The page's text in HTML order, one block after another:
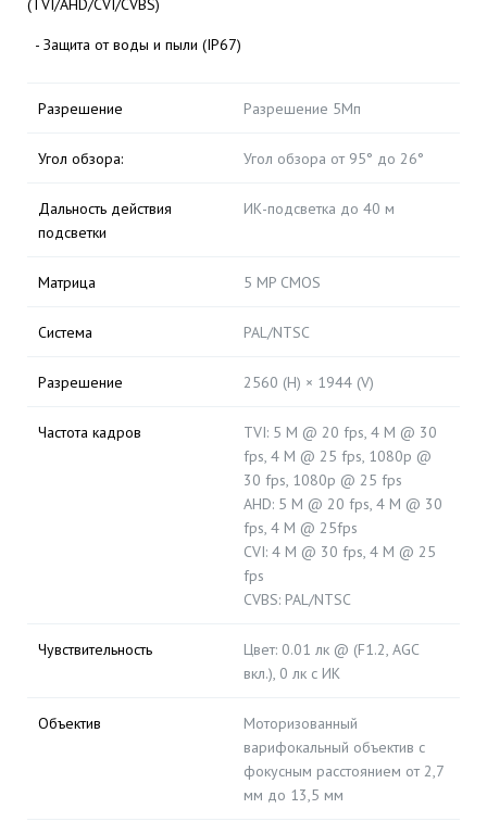
(TVI/AHD/CVI/CVBS)
- Защита от воды и пыли (IP67)
Разрешение Разрешение 5Мп
Угол обзора: Угол обзора от 95° до 26°
Дальность действия
подсветки
ИК-подсветка до 40 м
Матрица 5 MP CMOS
Система PAL/NTSC
Разрешение 2560 (H) × 1944 (V)
Частота кадров
TVI: 5 M @ 20 fps, 4 M @ 30
fps, 4 M @ 25 fps, 1080p @
30 fps, 1080p @ 25 fps
AHD: 5 M @ 20 fps, 4 M @ 30
fps, 4 M @ 25fps
CVI: 4 M @ 30 fps, 4 M @ 25
fps
CVBS: PAL/NTSC
Чувствительность
Цвет: 0.01 лк @ (F1.2, AGC
вкл.), 0 лк с ИК
Объектив
Моторизованный
варифокальный объектив с
фокусным расстоянием от 2,7
мм до 13,5 мм